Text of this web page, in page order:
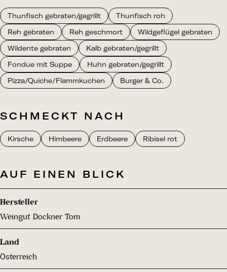
Thunfisch gebraten/gegrillt
Thunfisch roh
Reh gebraten
Reh geschmort
Wildgeflügel gebraten
Wildente gebraten
Kalb gebraten/gegrillt
Fondue mit Suppe
Huhn gebraten/gegrillt
Pizza/Quiche/Flammkuchen
Burger & Co.
SCHMECKT NACH
Kirsche Himbeere Erdbeere Ribisel rot
AUF EINEN BLICK
Hersteller
Weingut Dockner Tom
Land
Österreich